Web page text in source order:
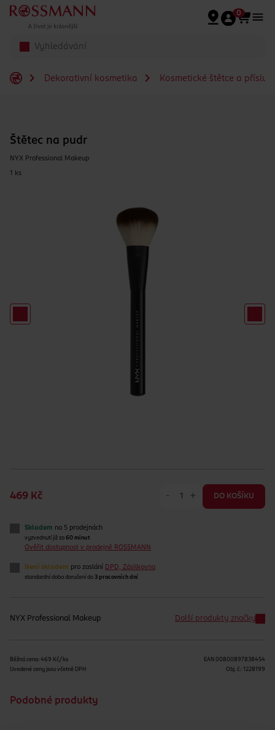
Přeskočit na hlavmní obsah
0
Dekorativní kosmetika Kosmetické štětce a
Štětec na pudr
NYX Professional Makeup
1 ks
469 Kč - + DO KOŠÍKU
Skladem na 5 prodejnách
vyzvednutí již za 60 minut
Ověřit dostupnost v prodejně ROSSMANN
Není skladem pro zaslání DPD, Zásilkovna
standardní doba doručení do 3 pracovních dní
NYX Professional Makeup Další produkty značky
Běžná cena: 469 Kč/ks
Uvedené ceny jsou včetně DPH
EAN 00800897838454
Obj. č.: 1228199
Podobné produkty